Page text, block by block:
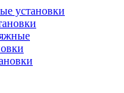
установки